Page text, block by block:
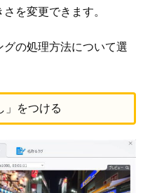
を変更できます。
グの処理方法について選
」をつける